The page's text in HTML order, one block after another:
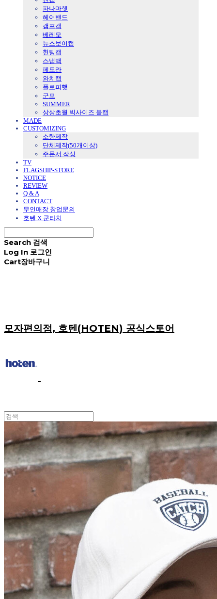
파나마햇
헤어밴드
캠프캡
베레모
뉴스보이캡
헌팅캡
스냅백
페도라
와치캡
플로피햇
군모
SUMMER
상상초월 빅사이즈 볼캡
MADE
CUSTOMIZING
소량제작
단체제작(50개이상)
주문서 작성
TV
FLAGSHIP-STORE
NOTICE
REVIEW
Q & A
CONTACT
무인매장 창업문의
호텐 X 쿤타치
Search 검색
Log In 로그인
Cart장바구니
모자편의점, 호텐(HOTEN) 공식스토어